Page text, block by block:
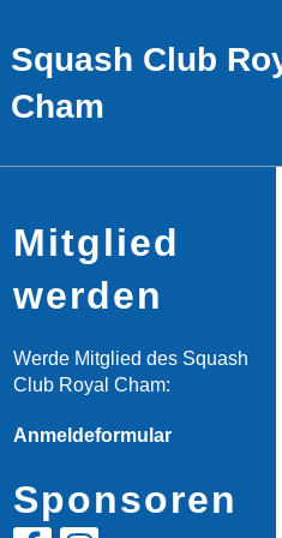
Squash Club
Cham
Mitglied
werden
Werde Mitglied des Squash
Club Royal Cham:
Anmeldeformular
Sponsoren